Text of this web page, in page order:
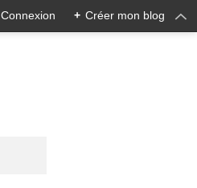
Connexion + Créer mon blog